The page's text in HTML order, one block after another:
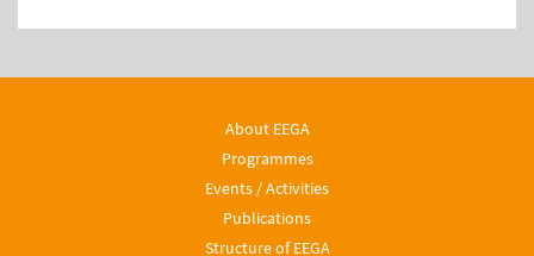
About EEGA
Programmes
Events / Activities
Publications
Structure of EEGA